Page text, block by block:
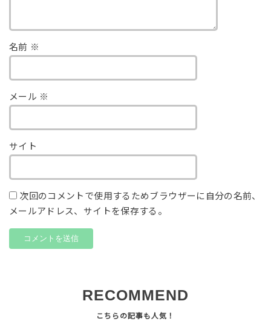
名前 ※
メール ※
サイト
次回のコメントで使用するためブラウザーに自分の名前、
メールアドレス、サイトを保存する。
RECOMMEND